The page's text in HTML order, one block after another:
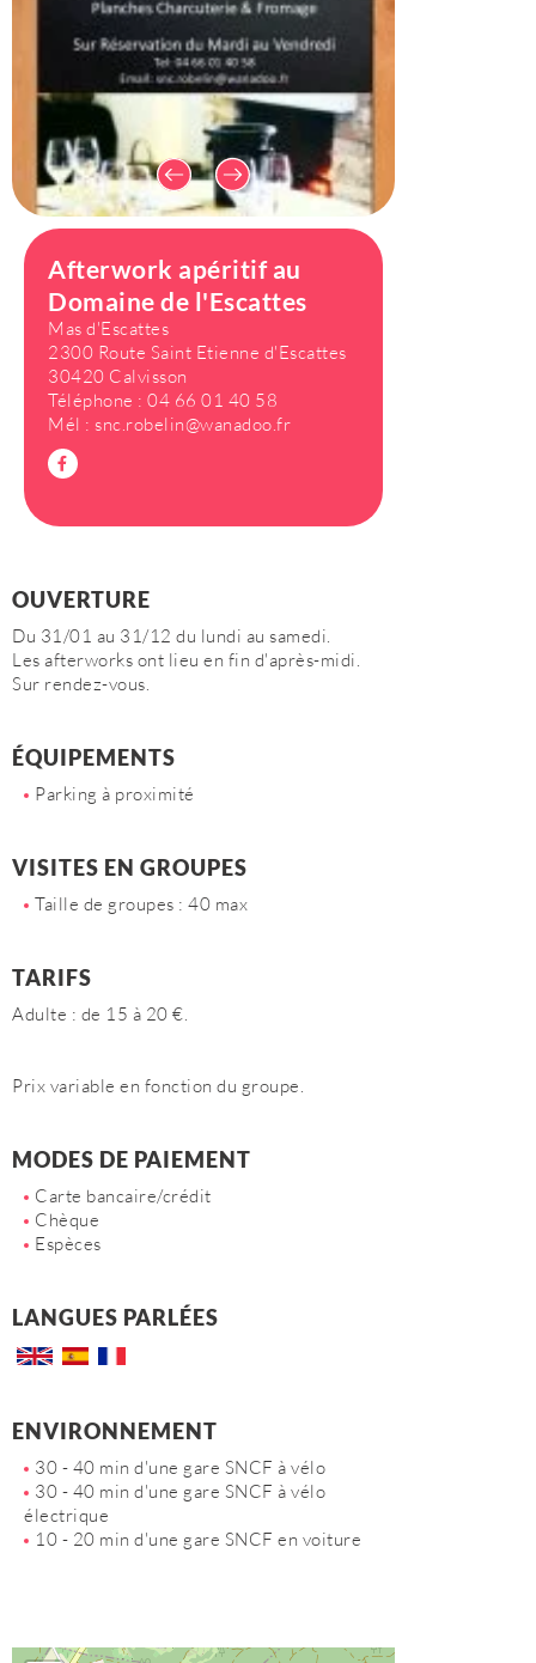
Afterwork apéritif au
Domaine de l'Escattes
Mas d'Escattes
2300 Route Saint Etienne d'Escattes
30420 Calvisson
Téléphone : 04 66 01 40 58
Mél : snc.robelin@wanadoo.fr
OUVERTURE
Du 31/01 au 31/12 du lundi au samedi.
Les afterworks ont lieu en fin d'après-midi.
Sur rendez-vous.
ÉQUIPEMENTS
Parking à proximité
VISITES EN GROUPES
Taille de groupes : 40 max
TARIFS
Adulte : de 15 à 20 €.
Prix variable en fonction du groupe.
MODES DE PAIEMENT
Carte bancaire/crédit
Chèque
Espèces
LANGUES PARLÉES
ENVIRONNEMENT
30 - 40 min d'une gare SNCF à vélo
30 - 40 min d'une gare SNCF à vélo
électrique
10 - 20 min d'une gare SNCF en voiture